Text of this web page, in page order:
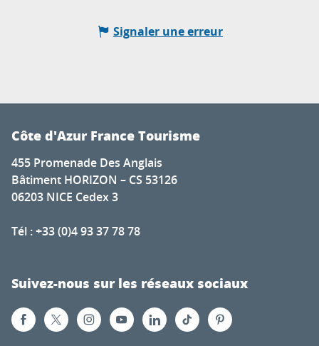
Signaler une erreur
Côte d'Azur France Tourisme
455 Promenade Des Anglais
Bâtiment HORIZON – CS 53126
06203 NICE Cedex 3
Tél : +33 (0)4 93 37 78 78
Suivez-nous sur les réseaux sociaux